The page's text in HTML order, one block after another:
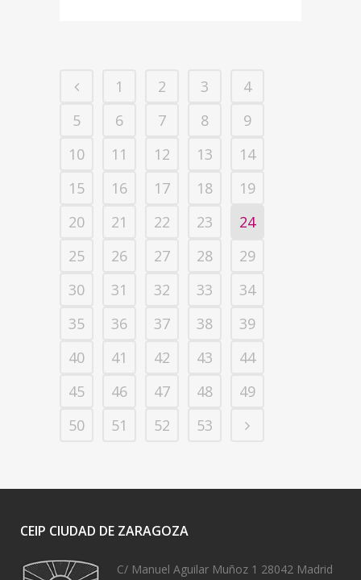
1 2 3
4
5
6 7 8
9
10
11 12 13
14
15
16 17 18
19
20
21 22 23
24
25
26 27 28
29
30
31 32 33
34
35
36 37 38
39
40
41 42 43
44
45
46 47 48
49
50
51 52 53
CEIP CIUDAD DE ZARAGOZA
C/ Manuel Aguilar Muñoz 1 28042 Madrid